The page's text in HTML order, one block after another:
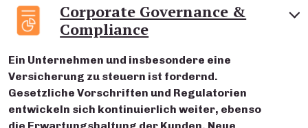
Corporate Governance &
Compliance
Ein Unternehmen und insbesondere eine
Versicherung zu steuern ist fordernd.
Gesetzliche Vorschriften und Regulatorien
entwickeln sich kontinuierlich weiter, ebenso